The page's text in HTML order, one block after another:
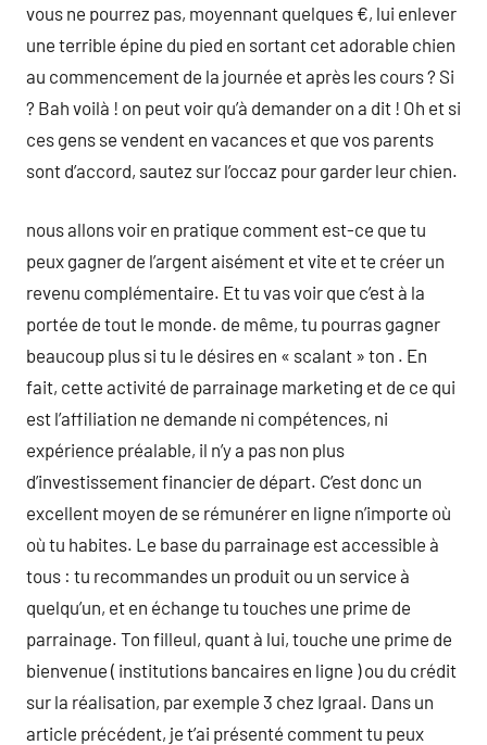
vous ne pourrez pas, moyennant quelques €, lui enlever
une terrible épine du pied en sortant cet adorable chien
au commencement de la journée et après les cours ? Si
? Bah voilà ! on peut voir qu’à demander on a dit ! Oh et si
ces gens se vendent en vacances et que vos parents
sont d’accord, sautez sur l’occaz pour garder leur chien.
nous allons voir en pratique comment est-ce que tu
peux gagner de l’argent aisément et vite et te créer un
revenu complémentaire. Et tu vas voir que c’est à la
portée de tout le monde. de même, tu pourras gagner
beaucoup plus si tu le désires en « scalant » ton . En
fait, cette activité de parrainage marketing et de ce qui
est l’affiliation ne demande ni compétences, ni
expérience préalable, il n’y a pas non plus
d’investissement financier de départ. C’est donc un
excellent moyen de se rémunérer en ligne n’importe où
où tu habites. Le base du parrainage est accessible à
tous : tu recommandes un produit ou un service à
quelqu’un, et en échange tu touches une prime de
parrainage. Ton filleul, quant à lui, touche une prime de
bienvenue ( institutions bancaires en ligne ) ou du crédit
sur la réalisation, par exemple 3 chez Igraal. Dans un
article précédent, je t’ai présenté comment tu peux